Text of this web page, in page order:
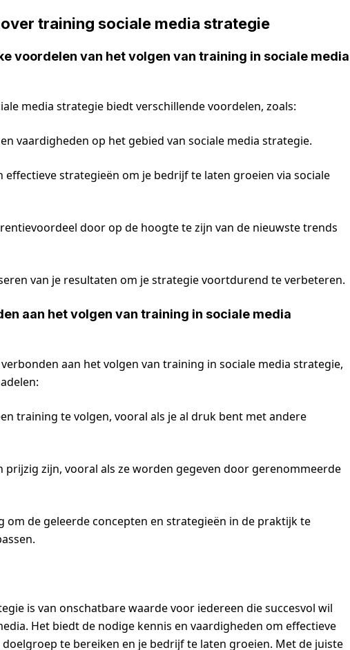
training sociale media strategie
voordelen van het volgen van training in sociale media
media strategie biedt verschillende voordelen, zoals:
vaardigheden op het gebied van sociale media strategie.
effectieve strategieën om je bedrijf te laten groeien via sociale
door op de hoogte te zijn van de nieuwste trends
van je resultaten om je strategie voortdurend te verbeteren.
aan het volgen van training in sociale media
aan het volgen van training in sociale media strategie,
training te volgen, vooral als je al druk bent met andere
prijzig zijn, vooral als ze worden gegeven door gerenommeerde
om de geleerde concepten en strategieën in de praktijk te
is van onschatbare waarde voor iedereen die succesvol wil
Het biedt de nodige kennis en vaardigheden om effectieve
te bereiken en je bedrijf te laten groeien. Met de juiste